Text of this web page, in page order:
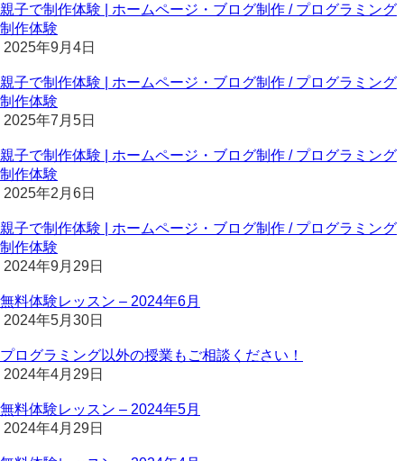
親子で制作体験 | ホームページ・ブログ制作 / プログラミング
制作体験
2025年9月4日
親子で制作体験 | ホームページ・ブログ制作 / プログラミング
制作体験
2025年7月5日
親子で制作体験 | ホームページ・ブログ制作 / プログラミング
制作体験
2025年2月6日
親子で制作体験 | ホームページ・ブログ制作 / プログラミング
制作体験
2024年9月29日
無料体験レッスン – 2024年6月
2024年5月30日
プログラミング以外の授業もご相談ください！
2024年4月29日
無料体験レッスン – 2024年5月
2024年4月29日